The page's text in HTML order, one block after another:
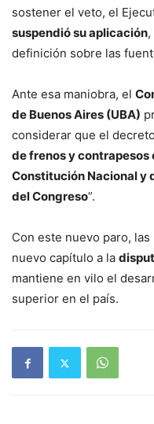
sostener el veto, el
suspendió su aplicación
definición sobre las
Ante esa maniobra, el
de Buenos Aires (UBA)
considerar que el
de frenos y contrapesos
Constitución Nacional y
del Congreso”.
Con este nuevo paro,
nuevo capítulo a la
mantiene en vilo el
superior en el país.